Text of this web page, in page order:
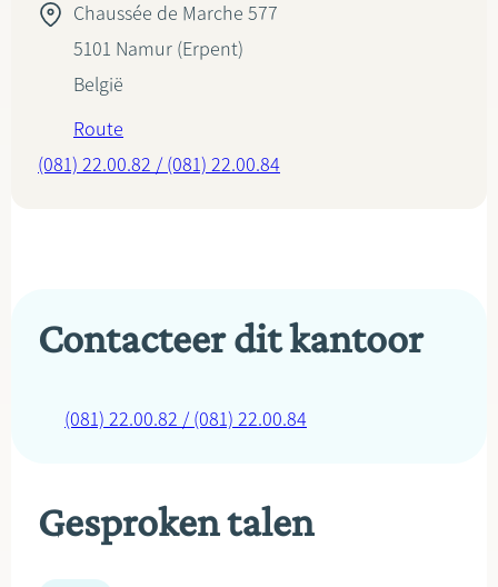
Chaussée de Marche 577
5101 Namur (Erpent)
België
Route
(081) 22.00.82 / (081) 22.00.84
Contacteer dit kantoor
(081) 22.00.82 / (081) 22.00.84
Gesproken talen